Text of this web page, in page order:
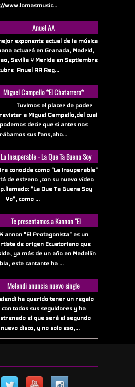
www.lomasmusic...
Anuel AA
exponente actual de la música
actuará en Granada, Madrid,
Sevilla Y Merida en Septiembre
Anuel AA Reg...
Miguel Campello *El Chatarrero*
el placer de poder
a Miguel Campello,del cual
podemos decir que si antes nos
sus fans,aho...
La Insuperable - La Que Ta Buena Soy
Yo
conocida como "La Insuperable"
de estreno ,con su nuevo vídeo
"La Que Ta Buena Soy
Yo", como ...
Te presentamos a Kannon "El
Protagonista"
annon "El Protagonista" es un
de origen Ecuatoriano que
ya más de un año en Medellín
este cantante ha ...
Melendi anuncia nuevo single
ha querido tener un regalo
con todos sus seguidores y ha
el que será el segundo
disco, y no solo eso,...